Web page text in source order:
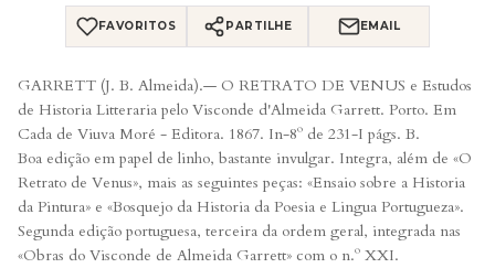
FAVORITOS PARTILHE EMAIL
GARRETT (J. B. Almeida).— O RETRATO DE VENUS e Estudos
de Historia Litteraria pelo Visconde d'Almeida Garrett. Porto. Em
Cada de Viuva Moré - Editora. 1867. In-8º de 231-I págs. B.
Boa edição em papel de linho, bastante invulgar. Integra, além de «O
Retrato de Venus», mais as seguintes peças: «Ensaio sobre a Historia
da Pintura» e «Bosquejo da Historia da Poesia e Lingua Portugueza».
Segunda edição portuguesa, terceira da ordem geral, integrada nas
«Obras do Visconde de Almeida Garrett» com o n.º XXI.